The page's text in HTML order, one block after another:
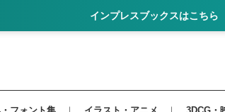
インプレスブックスはこちら